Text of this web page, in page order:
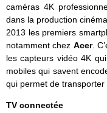
caméras 4K
dans la production
2013 les premiers
notamment chez Acer.
les capteurs vidéo 4K
mobiles qui savent
qui permet de transporter
TV connectée